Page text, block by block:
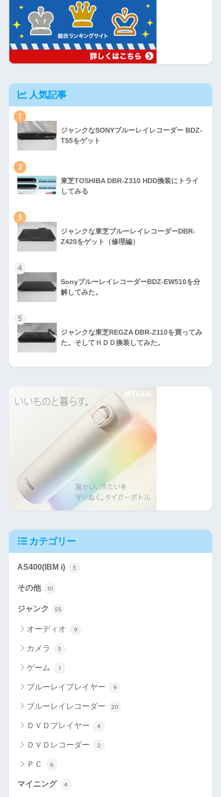
人気記事
1
ジャンクなSONYブルーレイレコーダー BDZ-
T55をゲット
2
東芝TOSHIBA DBR-Z310 HDD換装にトライ
してみる
3
ジャンクな東芝ブルーレイレコーダーDBR-
Z420をゲット（修理編）
4
SonyブルーレイレコーダーBDZ-EW510を分
解してみた。
5
ジャンクな東芝REGZA DBR-Z110を買ってみ
た。そしてＨＤＤ換装してみた。
カテゴリー
AS400(IBM i) 3
その他 10
ジャンク 55
オーディオ 9
カメラ 3
ゲーム 1
ブルーレイプレイヤー 9
ブルーレイレコーダー 20
ＤＶＤプレイヤー 4
ＤＶＤレコーダー 2
ＰＣ 6
マイニング 4